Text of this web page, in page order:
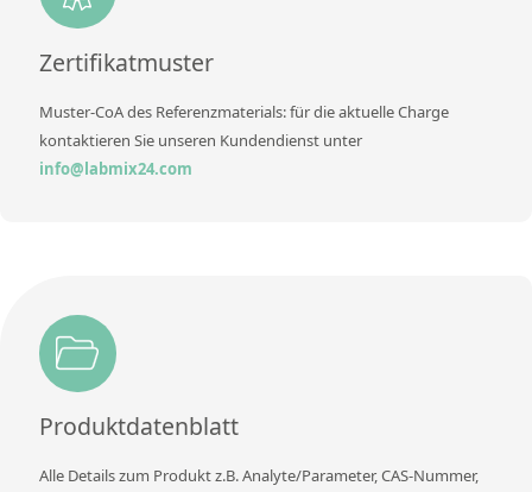
Zertifikatmuster
Muster-CoA des Referenzmaterials: für die aktuelle Charge
kontaktieren Sie unseren Kundendienst unter
info@labmix24.com
Produktdatenblatt
Alle Details zum Produkt z.B. Analyte/Parameter, CAS-Nummer,